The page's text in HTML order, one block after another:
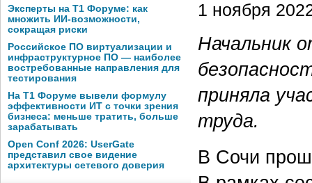
Эксперты на Т1 Форуме: как
множить ИИ-возможности,
сокращая риски
Российское ПО виртуализации и
инфраструктурное ПО — наиболее
востребованные направления для
тестирования
На Т1 Форуме вывели формулу
эффективности ИТ с точки зрения
бизнеса: меньше тратить, больше
зарабатывать
Open Conf 2026: UserGate
представил свое видение
архитектуры сетевого доверия
1 ноября
Начальник
приняла
труда.
В Сочи